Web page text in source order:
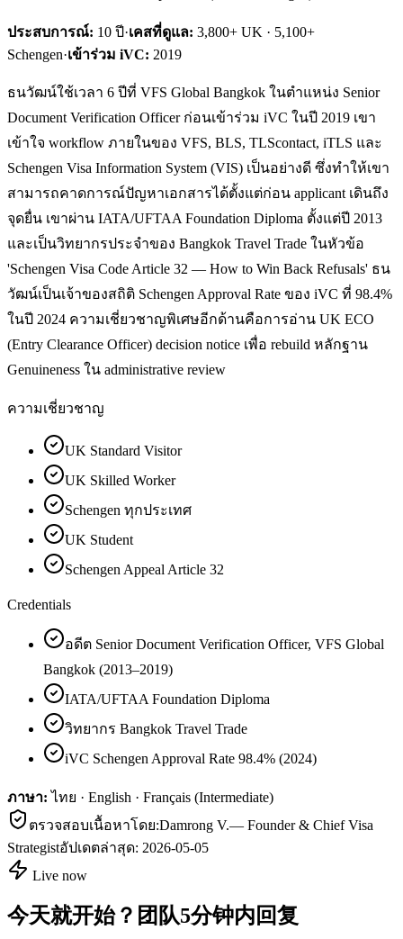
ประสบการณ์: 10 ปี·เคสที่ดูแล: 3,800+ UK · 5,100+
Schengen·เข้าร่วม iVC: 2019
ธนวัฒน์ใช้เวลา 6 ปีที่ VFS Global Bangkok ในตำแหน่ง Senior
Document Verification Officer ก่อนเข้าร่วม iVC ในปี 2019 เขา
เข้าใจ workflow ภายในของ VFS, BLS, TLScontact, iTLS และ
Schengen Visa Information System (VIS) เป็นอย่างดี ซึ่งทำให้เขา
สามารถคาดการณ์ปัญหาเอกสารได้ตั้งแต่ก่อน applicant เดินถึง
จุดยื่น เขาผ่าน IATA/UFTAA Foundation Diploma ตั้งแต่ปี 2013
และเป็นวิทยากรประจำของ Bangkok Travel Trade ในหัวข้อ
'Schengen Visa Code Article 32 — How to Win Back Refusals' ธน
วัฒน์เป็นเจ้าของสถิติ Schengen Approval Rate ของ iVC ที่ 98.4%
ในปี 2024 ความเชี่ยวชาญพิเศษอีกด้านคือการอ่าน UK ECO
(Entry Clearance Officer) decision notice เพื่อ rebuild หลักฐาน
Genuineness ใน administrative review
ความเชี่ยวชาญ
UK Standard Visitor
UK Skilled Worker
Schengen ทุกประเทศ
UK Student
Schengen Appeal Article 32
Credentials
อดีต Senior Document Verification Officer, VFS Global
Bangkok (2013–2019)
IATA/UFTAA Foundation Diploma
วิทยากร Bangkok Travel Trade
iVC Schengen Approval Rate 98.4% (2024)
ภาษา: ไทย · English · Français (Intermediate)
ตรวจสอบเนื้อหาโดย:Damrong V.— Founder & Chief Visa
Strategistอัปเดตล่าสุด: 2026-05-05
Live now
今天就开始？团队5分钟内回复